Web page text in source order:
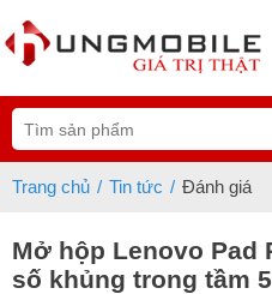
Trang chủ Tin tức Đánh giá
Mở hộp Lenovo Pad
số khủng trong tầm